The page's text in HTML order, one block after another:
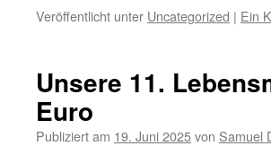
Veröffentlicht unter Uncategorized | Ein
Unsere 11.
Euro
Publiziert am 19. Juni 2025von Samuel